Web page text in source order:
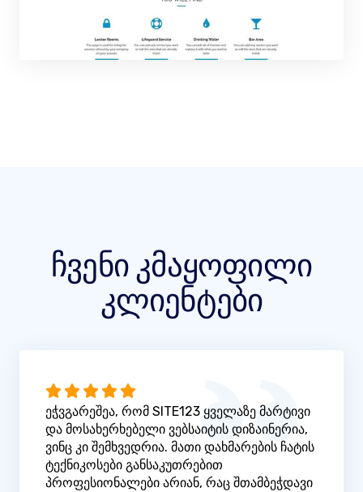
ჩვენი კმაყოფილი
კლიენტები
ეჭვგარეშეა, რომ SITE123 ყველაზე მარტივი
და მოსახერხებელი ვებსაიტის დიზაინერია,
ვინც კი შემხვედრია. მათი დახმარების ჩატის
ტექნიკოსები განსაკუთრებით
პროფესიონალები არიან, რაც შთამბეჭდავი